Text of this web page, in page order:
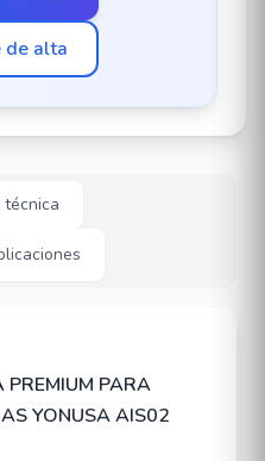
de alta
técnica
PREMIUM PARA
YONUSA AIS02